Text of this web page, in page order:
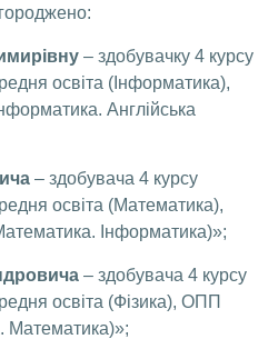
– здобувачку 4 курсу
освіта (Інформатика),
Англійська
– здобувача 4 курсу
освіта (Математика),
Інформатика)»;
– здобувача 4 курсу
освіта (Фізика), ОПП
Математика)»;